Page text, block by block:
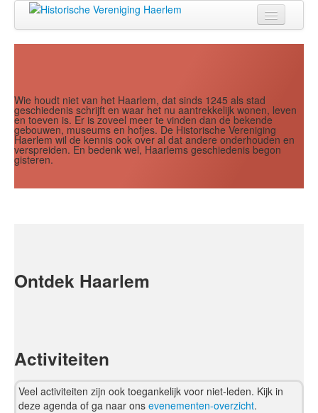
Zien
Lezen
Over ons
Wie houdt niet van het Haarlem, dat sinds 1245 als stad
geschiedenis schrijft en waar het nu aantrekkelijk wonen, leven
en toeven is. Er is zoveel meer te vinden dan de bekende
gebouwen, museums en hofjes. De Historische Vereniging
Haerlem wil de kennis ook over al dat andere onderhouden en
verspreiden. En bedenk wel, Haarlems geschiedenis begon
gisteren.
Ontdek Haarlem
Activiteiten
Veel activiteiten zijn ook toegankelijk voor niet-leden. Kijk in
deze agenda of ga naar ons evenementen-overzicht.
Jaar Maand Jaar
Maand